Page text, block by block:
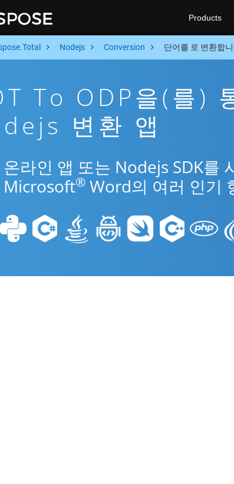
Products
Nodejs Conversion 단어를 로 변환합
To ODP을(를)
변환 앱
라인 앱 또는 Nodejs SDK를
Microsoft® Word의 여러 인기